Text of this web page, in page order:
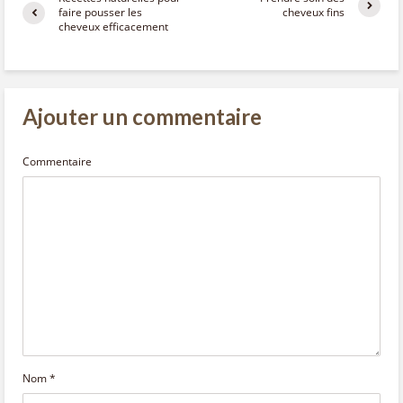
faire pousser les
cheveux efficacement
cheveux fins
Ajouter un commentaire
Commentaire
Nom*